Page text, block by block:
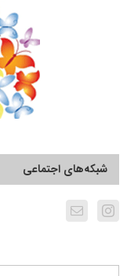
شبکه‌های اجتماعی